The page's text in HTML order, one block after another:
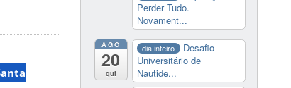
Perder Tudo.
Novament...
AGO
20
qui
dia inteiro
Desafio
Universitário de
Nautide...